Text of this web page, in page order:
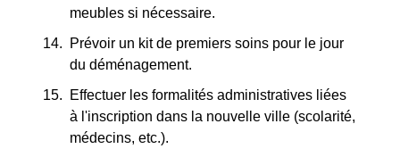
meubles si nécessaire.
Prévoir un kit de premiers soins pour le jour
du déménagement.
Effectuer les formalités administratives liées
à l'inscription dans la nouvelle ville (scolarité,
médecins, etc.).